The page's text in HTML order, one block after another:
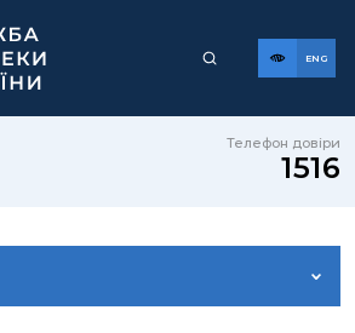
ENG
Телефон довіри
1516